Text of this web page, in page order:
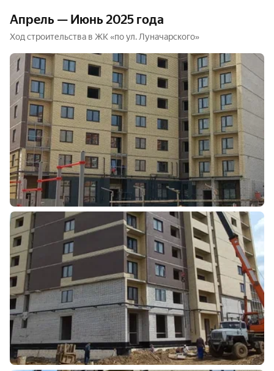
Апрель — Июнь 2025 года
Ход строительства в ЖК «по ул. Луначарского»